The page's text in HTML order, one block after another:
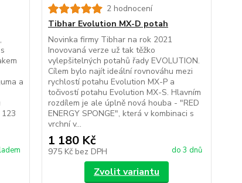
a
123
2 hodnocení
Tibhar Evolution MX-D potah
Novinka firmy Tibhar na rok 2021
Inovovaná verze už tak těžko
vylepšitelných potahů řady EVOLUTION.
Cílem bylo najít ideální rovnováhu mezi
rychlostí potahu Evolution MX-P a
točivostí potahu Evolution MX-S. Hlavním
rozdílem je ale úplně nová houba - "RED
ENERGY SPONGE", která v kombinaci s
vrchní v...
1 180 Kč
975 Kč bez DPH do 3 dnů
Zvolit variantu